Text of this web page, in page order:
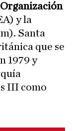
Organización
y la
Santa
que se
1979 y
III como